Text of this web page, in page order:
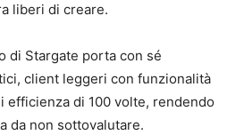
liberi di creare.
di Stargate porta con sé
client leggeri con funzionalità
efficienza di 100 volte, rendendo
da non sottovalutare.